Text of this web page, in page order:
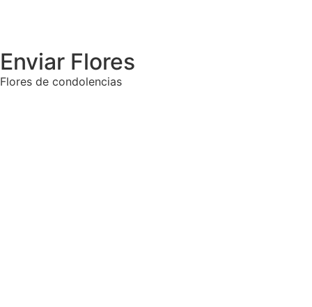
Enviar Flores
Flores de condolencias